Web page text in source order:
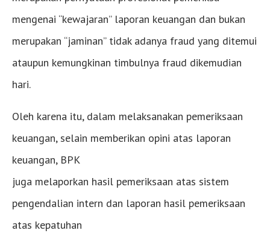
mengenai “kewajaran” laporan keuangan dan bukan
merupakan “jaminan” tidak adanya fraud yang ditemui
ataupun kemungkinan timbulnya fraud dikemudian
hari.
Oleh karena itu, dalam melaksanakan pemeriksaan
keuangan, selain memberikan opini atas laporan
keuangan, BPK
juga melaporkan hasil pemeriksaan atas sistem
pengendalian intern dan laporan hasil pemeriksaan
atas kepatuhan